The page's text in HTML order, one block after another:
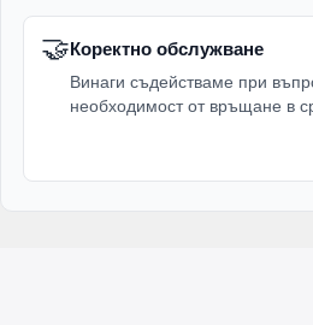
🤝Коректно обслужване
Винаги съдействаме при
необходимост от връщане в